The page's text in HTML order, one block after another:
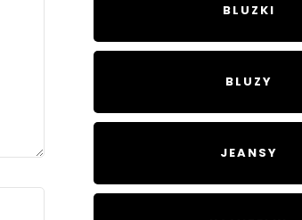
BLUZKI
BLUZY
JEANSY